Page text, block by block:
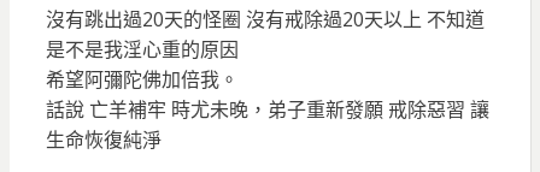
沒有跳出過20天的怪圈 沒有戒除過20天以上 不知道
是不是我淫心重的原因
希望阿彌陀佛加倍我。
話說 亡羊補牢 時尤未晚，弟子重新發願 戒除惡習 讓
生命恢復純淨